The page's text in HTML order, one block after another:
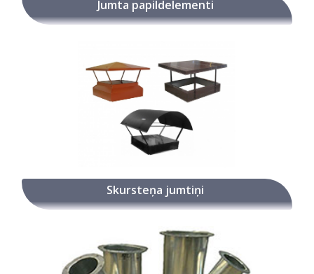
Jumta papildelementi
Skursteņa jumtiņi